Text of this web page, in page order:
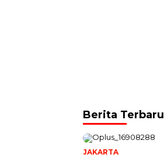
Berita Terbaru
JAKARTA